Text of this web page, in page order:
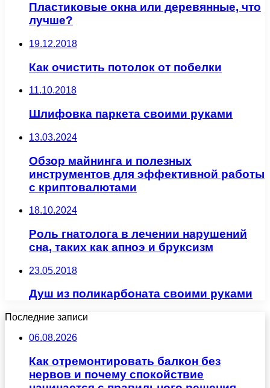
Пластиковые окна или деревянные, что
лучше?
19.12.2018
Как очистить потолок от побелки
11.10.2018
Шлифовка паркета своими руками
13.03.2024
Обзор майнинга и полезных
инструментов для эффективной работы
с криптовалютами
18.10.2024
Роль гнатолога в лечении нарушений
сна, таких как апноэ и бруксизм
23.05.2018
Душ из поликарбоната своими руками
Последние записи
06.08.2026
Как отремонтировать балкон без
нервов и почему спокойствие